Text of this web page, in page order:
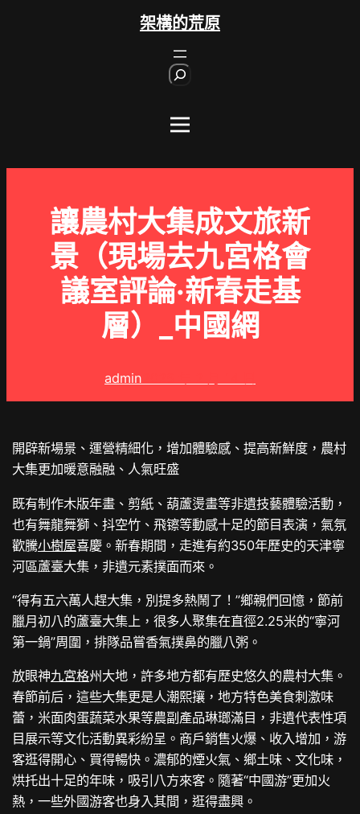
架構的荒原
讓農村大集成文旅新
景（現場去九宮格會
議室評論·新春走基
層）_中國網
admin
開辟新場景、運營精細化，增加體驗感、提高新鮮度，農村
大集更加暖意融融、人氣旺盛
既有制作木版年畫、剪紙、葫蘆燙畫等非遺技藝體驗活動，
也有舞龍舞獅、抖空竹、飛镲等動感十足的節目表演，氣氛
歡騰小樹屋喜慶。新春期間，走進有約350年歷史的天津寧
河區蘆臺大集，非遺元素撲面而來。
“得有五六萬人趕大集，別提多熱鬧了！”鄉親們回憶，節前
臘月初八的蘆臺大集上，很多人聚集在直徑2.25米的“寧河
第一鍋”周圍，排隊品嘗香氣撲鼻的臘八粥。
放眼神九宮格州大地，許多地方都有歷史悠久的農村大集。
春節前后，這些大集更是人潮熙攘，地方特色美食刺激味
蕾，米面肉蛋蔬菜水果等農副產品琳瑯滿目，非遺代表性項
目展示等文化活動異彩紛呈。商戶銷售火爆、收入增加，游
客逛得開心、買得暢快。濃郁的煙火氣、鄉土味、文化味，
烘托出十足的年味，吸引八方來客。隨著“中國游”更加火
熱，一些外國游客也身入其間，逛得盡興。